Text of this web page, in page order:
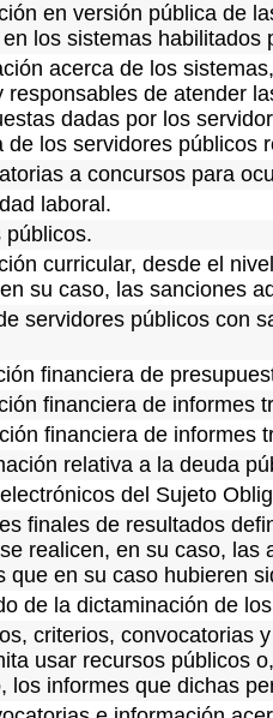
en versión pública de
los sistemas
acerca de los
responsables de atender
dadas por los
de los servidores públicos
a concursos para
laboral.
públicos.
curricular, desde el
su caso, las sanciones
servidores públicos con
financiera de
financiera de informes
financiera de informes
relativa a la deuda
del Sujeto
finales de resultados
realicen, en su caso,
que en su caso hubieren
de la dictaminación de
criterios, convocatorias
usar recursos públicos
los informes que dichas